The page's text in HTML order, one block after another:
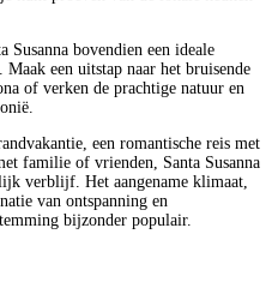
bovendien een ideale
een uitstap naar het bruisende
of verken de prachtige natuur en
een romantische reis met
familie of vrienden, Santa Susanna
verblijf. Het aangename klimaat,
van ontspanning en
bijzonder populair.